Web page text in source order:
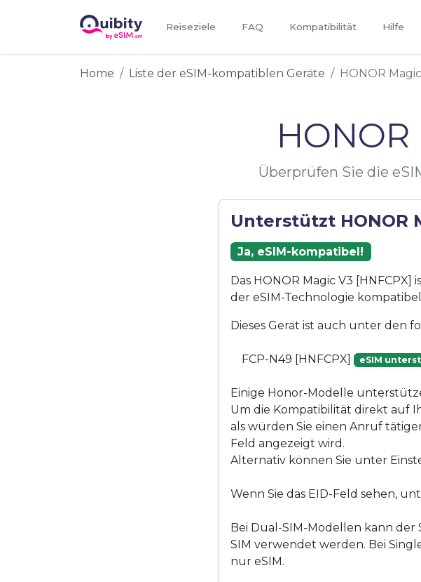
Reiseziele FAQ Kompatibilität Hilfe
Home Liste der eSIM-kompatiblen Geräte HONOR
Überprüfen Sie die
Unterstützt HONOR
Ja, eSIM-kompatibel!
Das HONOR Magic V3
der eSIM-Technologie
Dieses Gerät ist auch unter den
FCP-N49 [HNFCPX] eSIM
Einige Honor-Modelle
Um die Kompatibilität direkt auf
als würden Sie einen Anruf
Feld angezeigt wird.
Alternativ können Sie unter
Wenn Sie das EID-Feld sehen,
Bei Dual-SIM-Modellen kann der
SIM verwendet werden. Bei
nur eSIM.